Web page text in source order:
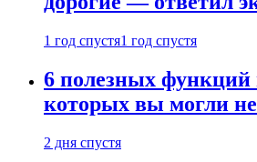
1 год спустя1 год спустя
6 полезных функций
которых вы могли не
2 дня спустя